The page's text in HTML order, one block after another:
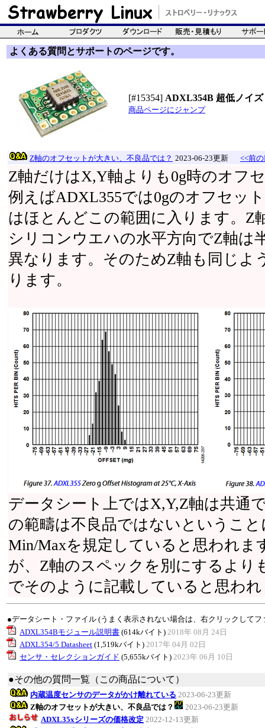
よくある質問とサポートのページです。
[#15354] ADXL354B 超低ノイ
商品ページにジャンプ
Z軸のオフセットが大きい、不良品では？ 2023-06-23更新 <<前の
Z軸だけはX,Y軸よりも0g時のオフ
例えばADXL355では0gのオフセッ
はほとんどこの範囲に入ります。Z
シリコンウエハの水平方向でZ軸は
異なります。そのためZ軸も同じよ
ります。
データシート上ではX,Y,Z軸は共通
の範疇は不良品ではないというこ
Min/Maxを規定していると思われ
が、Z軸のスペックを別にするより
でそのように記載していると思わ
●データシート・ファイル (うまく表示されない場合は、右クリックして
ADXL354Bモジュール説明書 (614kバイト) 2018年 08月 24日
ADXL354/5 Datasheet (1,519kバイト) 2017年 04月 02日
センサ・セレクションガイド (5,655kバイト) 2023年 06月 10日
●その他の質問一覧（この商品について）
内蔵温度センサのデータがかけ離れている 2023-06-23更新
Z軸のオフセットが大きい、不良品では？
2023-06-23更新
ADXL35xシリーズの価格改定 2022-12-13更新